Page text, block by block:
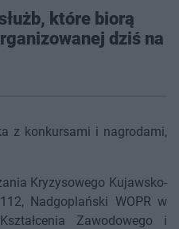
które biorą
dziś na
z konkursami i nagrodami,
Kryzysowego Kujawsko-
Nadgoplański WOPR w
Zawodowego i